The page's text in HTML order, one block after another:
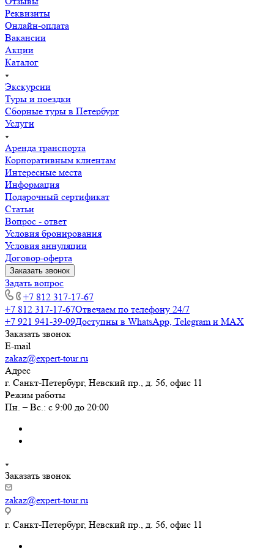
Реквизиты
Онлайн-оплата
Вакансии
Акции
Каталог
Экскурсии
Туры и поездки
Сборные туры в Петербург
Услуги
Аренда транспорта
Корпоративным клиентам
Интересные места
Информация
Подарочный сертификат
Статьи
Вопрос - ответ
Условия бронирования
Условия аннуляции
Договор-оферта
Заказать звонок
Задать вопрос
+7 812 317-17-67
+7 812 317-17-67Отвечаем по телефону 24/7
+7 921 941-39-09Доступны в WhatsApp, Telegram и MAX
Заказать звонок
E-mail
zakaz@expert-tour.ru
Адрес
г. Санкт-Петербург, Невский пр., д. 56, офис 11
Режим работы
Пн. – Вс.: с 9:00 до 20:00
Заказать звонок
zakaz@expert-tour.ru
г. Санкт-Петербург, Невский пр., д. 56, офис 11